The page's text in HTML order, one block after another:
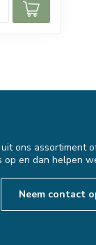
ons assortiment
op en dan helpen
Neem contact